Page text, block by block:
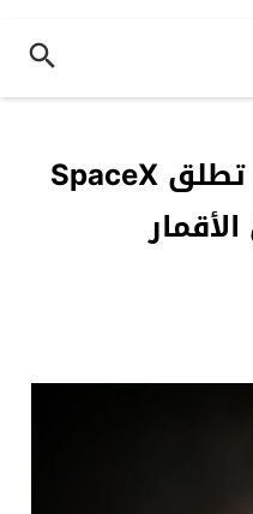
اخبار التكنولوجيا – تطلق SpaceX